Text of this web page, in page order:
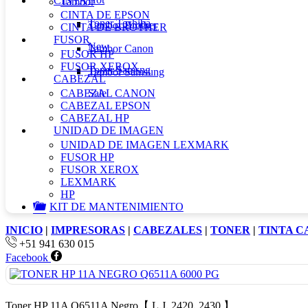
Toner Toshiba
New
Toner Samsng
Sale
Tambor Brother
Tambor Canon
Tambor Samsung
CINTA DE EPSON
CINTA DE BROTHER
FUSOR
FUSOR HP
FUSOR XEROX
CABEZAL
CABEZAL CANON
CABEZAL EPSON
CABEZAL HP
UNIDAD DE IMAGEN
UNIDAD DE IMAGEN LEXMARK
FUSOR HP
FUSOR XEROX
LEXMARK
HP
KIT DE MANTENIMIENTO
INICIO | IMPRESORAS | CABEZALES | TONER | TINTA
+51 941 630 015
Facebook